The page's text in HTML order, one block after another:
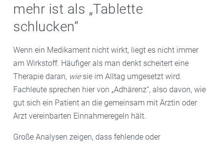
mehr ist als „Tablette
schlucken“
Wenn ein Medikament nicht wirkt, liegt es nicht immer
am Wirkstoff. Häufiger als man denkt scheitert eine
Therapie daran, wiesie im Alltag umgesetzt wird.
Fachleute sprechen hier von „Adhärenz“, also davon, wie
gut sich ein Patient an die gemeinsam mit Ärztin oder
Arzt vereinbarten Einnahmeregeln hält.
Große Analysen zeigen, dass fehlende oder